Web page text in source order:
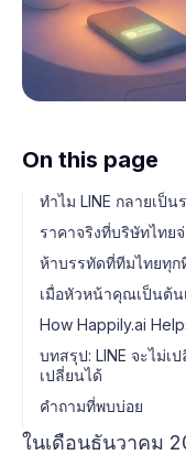
On this page
ทำไม LINE กลายเป็
ราคาจริงที่บริษัทไทย
ห้าบรรทัดที่ทีมไทยทุก
เมื่อหัวหน้าคุณเป็นต้
How Happily.ai
บทสรุป: LINE จะไม่เ
เปลี่ยนได้
คำถามที่พบบ่อย
ในเดือนธันวาคม